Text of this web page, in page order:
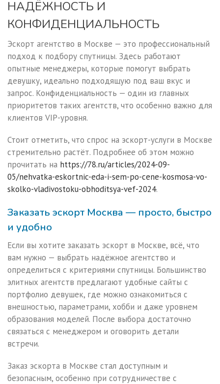
НАДЁЖНОСТЬ И
КОНФИДЕНЦИАЛЬНОСТЬ
Эскорт агентство в Москве — это профессиональный
подход к подбору спутницы. Здесь работают
опытные менеджеры, которые помогут выбрать
девушку, идеально подходящую под ваш вкус и
запрос. Конфиденциальность — один из главных
приоритетов таких агентств, что особенно важно для
клиентов VIP-уровня.
Стоит отметить, что спрос на эскорт-услуги в Москве
стремительно растёт. Подробнее об этом можно
прочитать на https://78.ru/articles/2024-09-
05/nehvatka-eskortnic-eda-i-sem-po-cene-kosmosa-vo-
skolko-vladivostoku-obhoditsya-vef-2024.
Заказать эскорт Москва — просто, быстро
и удобно
Если вы хотите заказать эскорт в Москве, всё, что
вам нужно — выбрать надёжное агентство и
определиться с критериями спутницы. Большинство
элитных агентств предлагают удобные сайты с
портфолио девушек, где можно ознакомиться с
внешностью, параметрами, хобби и даже уровнем
образования моделей. После выбора достаточно
связаться с менеджером и оговорить детали
встречи.
Заказ эскорта в Москве стал доступным и
безопасным, особенно при сотрудничестве с